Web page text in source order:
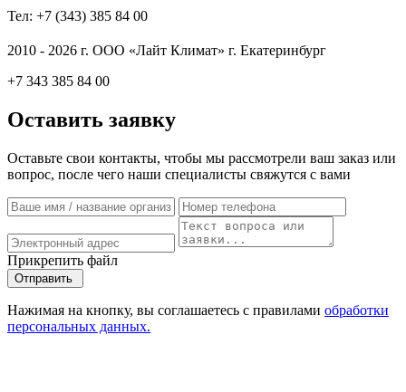
Тел: +7 (343) 385 84 00
2010 - 2026 г. ООО «Лайт Климат» г. Екатеринбург
+7 343 385 84 00
Оставить заявку
Оставьте свои контакты, чтобы мы рассмотрели ваш заказ или
вопрос, после чего наши специалисты свяжутся с вами
Прикрепить файл
Отправить
Нажимая на кнопку, вы соглашаетесь с правилами обработки
персональных данных.